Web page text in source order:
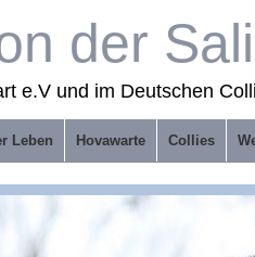
der
e.V und im Deutschen
Leben Hovawarte Collies